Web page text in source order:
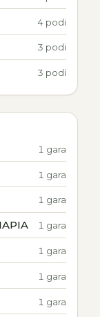
4 podi
3 podi
3 podi
1 gara
1 gara
1 gara
1 gara
1 gara
1 gara
1 gara